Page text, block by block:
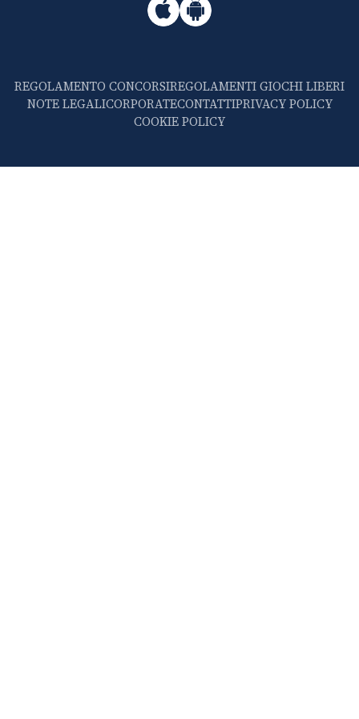
REGOLAMENTO CONCORSIREGOLAMENTI GIOCHI LIBERI
NOTE LEGALICORPORATECONTATTIPRIVACY POLICY
COOKIE POLICY